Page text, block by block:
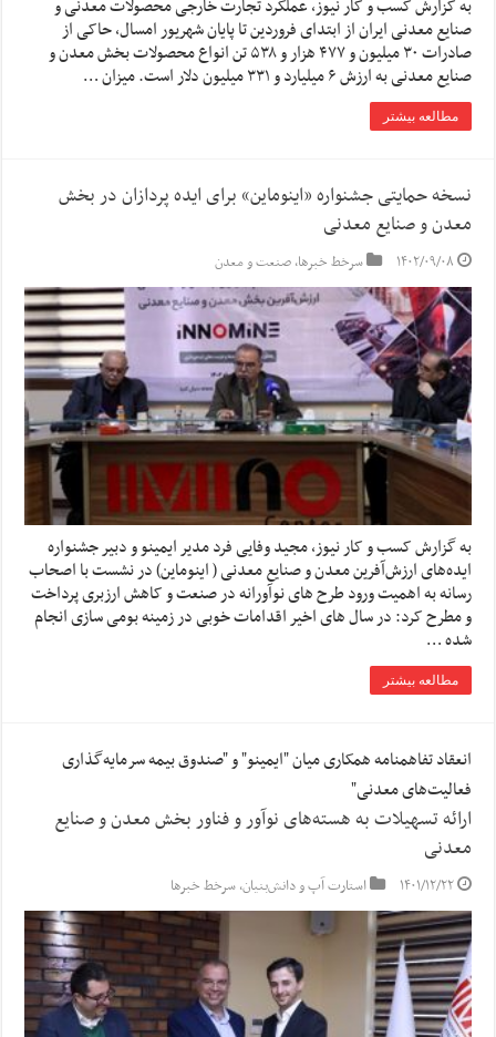
به گزارش کسب و کار نیوز، عملکرد تجارت خارجی محصولات معدنی و
صنایع معدنی ایران از ابتدای فروردین تا پایان شهریور امسال، حاکی از
صادرات ۳۰ میلیون و ۴۷۷ هزار و ۵۳۸ تن انواع محصولات بخش معدن و
صنایع معدنی به ارزش ۶ میلیارد و ۳۳۱ میلیون دلار است. میزان …
مطالعه بیشتر
نسخه حمایتی جشنواره «اینوماین» برای ایده پردازان در بخش
معدن و صنایع معدنی
۱۴۰۲/۰۹/۰۸ سرخط خبرها,صنعت و معدن
به گزارش کسب و کار نیوز، مجید وفایی فرد مدیر ایمینو و دبیر جشنواره
ایده‌های ارزش‌آفرین معدن و صنایع معدنی ( اینوماین) در نشست با اصحاب
رسانه به اهمیت ورود طرح های نوآورانه در صنعت و کاهش ارزبری پرداخت
و مطرح کرد: در سال های اخیر اقدامات خوبی در زمینه بومی سازی انجام
شده …
مطالعه بیشتر
انعقاد تفاهمنامه همکاری میان "ایمینو" و "صندوق بیمه سرمایه‌گذاری
فعالیت‌های معدنی"
ارائه تسهیلات به هسته‌های نوآور و فناور بخش معدن و صنایع
معدنی
۱۴۰۱/۱۲/۲۲ استارت آپ‌ و دانش‌بنیان‌,سرخط خبرها